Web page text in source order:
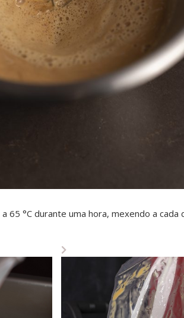
a 65 °C durante uma hora, mexendo a cada